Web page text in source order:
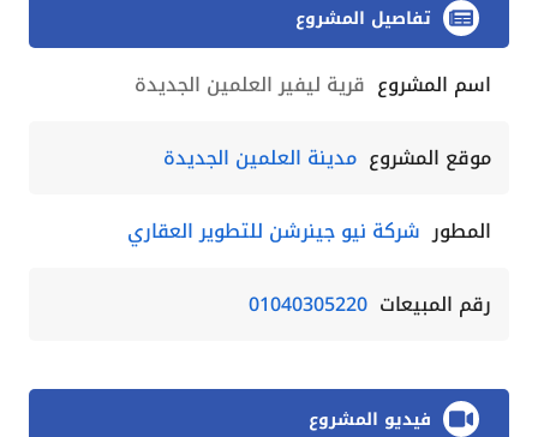
تفاصيل المشروع
اسم المشروع قرية ليفير العلمين الجديدة
موقع المشروع مدينة العلمين الجديدة
المطور شركة نيو جينرشن للتطوير العقاري
رقم المبيعات 01040305220
فيديو المشروع